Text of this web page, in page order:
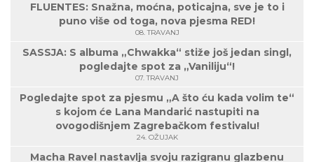
FLUENTES: Snažna, moćna, poticajna, sve je to i
puno više od toga, nova pjesma RED!
08. TRAVANJ
SASSJA: S albuma „Chwakka“ stiže još jedan singl,
pogledajte spot za „Vaniliju“!
07. TRAVANJ
Pogledajte spot za pjesmu „A što ću kada volim te“
s kojom će Lana Mandarić nastupiti na
ovogodišnjem Zagrebačkom festivalu!
24. OŽUJAK
Macha Ravel nastavlja svoju razigranu glazbenu